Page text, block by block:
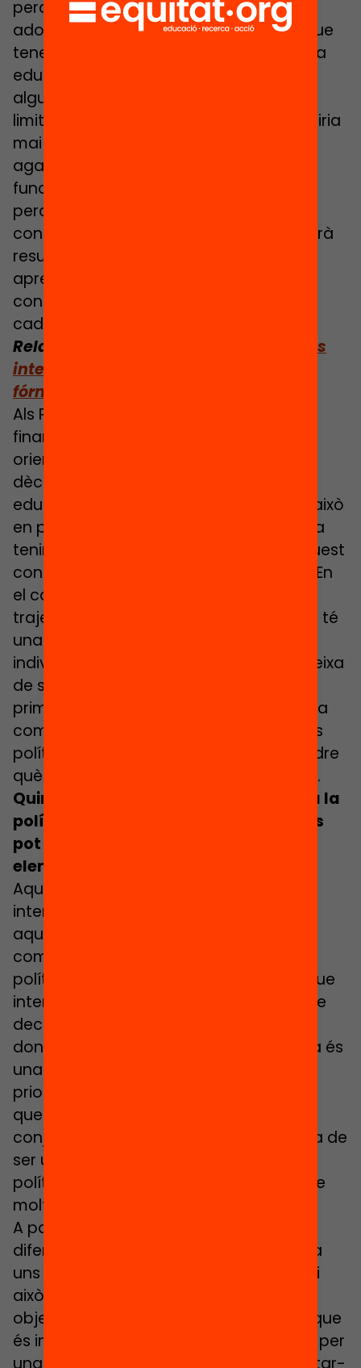
perquè són els primers països que van
adoptar-lo i, per tant, els dos models que
tenen més trajectòria. Com tota política
educativa, han demostrat ser útils per
alguns aspectes i han demostrat tenir
limitacions per altres qüestions. Jo no diria
mai que en política educativa podem
agafar referents en abstracte i dir si
funciona al complet o no, bàsicament
perquè la translació de models en
contextos diferents sempre ens generarà
resultats no esperats. El que podem és
aprendre què ha funcionat en quins
contextos i què en podem aprendre de
cadascun d’ells.
Relacionat:
Experiències
internacionals de finançament per
fórmula
Als Països Baixos, per exemple, el
finançament per fórmula va estar molt
orientat, especialment en les primeres
dècades, a compensar les desigualtats
educatives en els centres educatius. D’això
en podem aprendre la capacitat que va
tenir el finançament per fórmula en aquest
context per redistribuir el finançament. En
el cas del Regne Unit ha tingut una
trajectòria més erràtica, i en l’actualitat té
una lògica més focalitzada a nivell
individual i no tant de centre. Però no deixa
de ser un referent perquè va ser dels
primers països que el va adoptar, i ho ha
combinat amb altres estratègies i altres
polítiques que són rellevants per aprendre
què pot funcionar i què no a Catalunya.
Quin marge deixa aquest model per a la
política? Segons el color del govern es
pot donar més o menys pes a uns
elements o altres de la fórmula?
Aquesta pregunta obre un debat molt
interessant que és la tensió existent en
aquests tipus d’instruments entre els
components tècnics i els components
polítics. El finançament per fórmula el que
intenta fer és racionalitzar un conjunt de
decisions i de prioritats polítiques, però
donar més pes a una banda o una altra és
una decisió que té a veure amb les
prioritats polítiques. Cal posar de relleu
que el FxF és una solució tècnica a un
conjunt de prioritats polítiques, no deixa de
ser una estratègia d’abordatge de la
política educativa, i pot expressar-se de
moltes maneres.
A partir d’aquí, és cert que governs de
diferents colors poden donar més pes a
uns o altres components de la fórmula i
això pot fer dirigir la fórmula cap a
objectius estratègics diferents. Però el que
és important és que la fórmula permet, per